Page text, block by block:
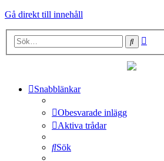
Gå direkt till innehåll
Sök
Snabblänkar
Obesvarade inlägg
Aktiva trådar
Sök